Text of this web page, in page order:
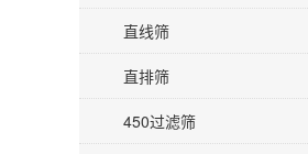
直线筛
直排筛
450过滤筛